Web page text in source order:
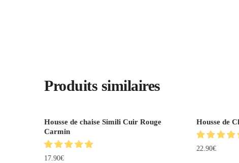
Produits similaires
Housse de chaise Simili Cuir Rouge
Carmin
17.90€
Housse de
22.90€